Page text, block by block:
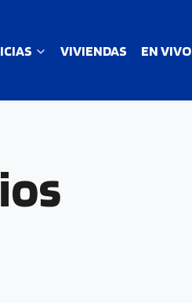
VIVIENDAS EN VIVO